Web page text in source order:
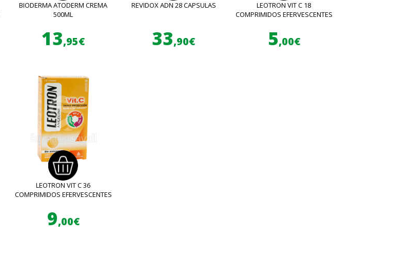
BIODERMA ATODERM CREMA
500ML
13,95€
REVIDOX ADN 28 CAPSULAS
33,90€
LEOTRON VIT C 18
COMPRIMIDOS EFERVESCENTES
5,00€
LEOTRON VIT C 36
COMPRIMIDOS EFERVESCENTES
9,00€